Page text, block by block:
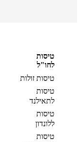
טיסות
לחו"ל
טיסות זולות
טיסות
לתאילנד
טיסות
ללונדון
טיסות